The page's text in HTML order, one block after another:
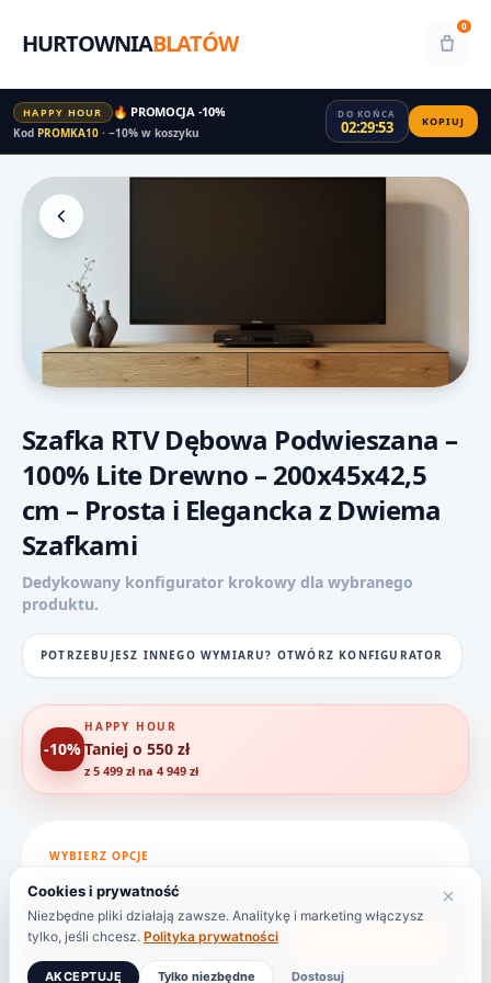
HURTOWNIABLATÓW
0
HAPPY HOUR 🔥 PROMOCJA -10%
Kod PROMKA10 · −10% w koszyku
DO KOŃCA
02:29:53 KOPIUJ
Szafka RTV Dębowa Podwieszana –
100% Lite Drewno – 200x45x42,5
cm – Prosta i Elegancka z Dwiema
Szafkami
Dedykowany konfigurator krokowy dla wybranego
produktu.
POTRZEBUJESZ INNEGO WYMIARU? OTWÓRZ KONFIGURATOR
-10%
HAPPY HOUR
Taniej o 550 zł
z 5 499 zł na 4 949 zł
WYBIERZ OPCJE
4 949 zł
Cena brutto|Dostawa 149 zł
Cookies i prywatność
Niezbędne pliki działają zawsze. Analitykę i marketing włączysz
tylko, jeśli chcesz. Polityka prywatności
AKCEPTUJĘ Tylko niezbędne Dostosuj